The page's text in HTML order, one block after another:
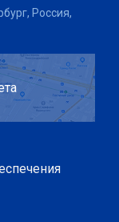
Россия,